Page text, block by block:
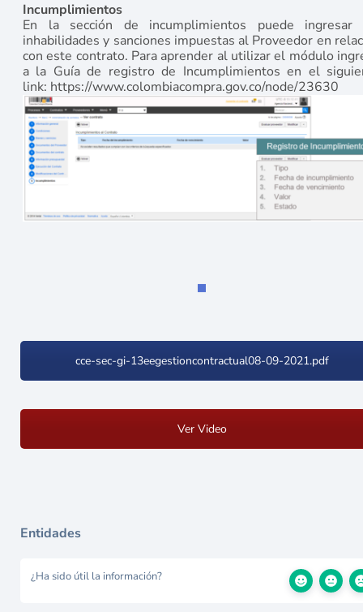
Incumplimientos
En la sección de incumplimientos puede ingresar
inhabilidades y sanciones impuestas al Proveedor en
con este contrato. Para aprender al utilizar el módulo
a la Guía de registro de Incumplimientos en el
link: https://www.colombiacompra.gov.co/node/23630
cce-sec-gi-13eegestioncontractual08-09-2021.pdf
Ver Video
Entidades
¿Ha sido útil la información?